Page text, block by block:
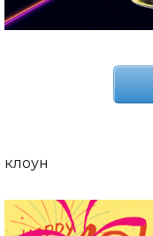
клоун